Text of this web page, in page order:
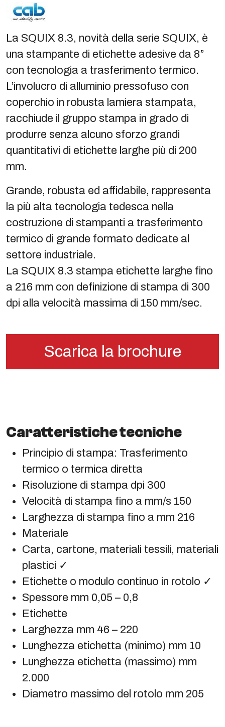
La SQUIX 8.3, novità della serie SQUIX, è
una stampante di etichette adesive da 8”
con tecnologia a trasferimento termico.
L’involucro di alluminio pressofuso con
coperchio in robusta lamiera stampata,
racchiude il gruppo stampa in grado di
produrre senza alcuno sforzo grandi
quantitativi di etichette larghe più di 200
mm.
Grande, robusta ed affidabile, rappresenta
la più alta tecnologia tedesca nella
costruzione di stampanti a trasferimento
termico di grande formato dedicate al
settore industriale.
La SQUIX 8.3 stampa etichette larghe fino
a 216 mm con definizione di stampa di 300
dpi alla velocità massima di 150 mm/sec.
Scarica la brochure
Caratteristiche tecniche
Principio di stampa: Trasferimento
termico o termica diretta
Risoluzione di stampa dpi 300
Velocità di stampa fino a mm/s 150
Larghezza di stampa fino a mm 216
Materiale
Carta, cartone, materiali tessili, materiali
plastici ✓
Etichette o modulo continuo in rotolo ✓
Spessore mm 0,05 – 0,8
Etichette
Larghezza mm 46 – 220
Lunghezza etichetta (minimo) mm 10
Lunghezza etichetta (massimo) mm
2.000
Diametro massimo del rotolo mm 205